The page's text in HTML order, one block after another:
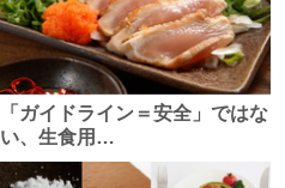
「ガイドライン＝安全」ではな
い、生食用…